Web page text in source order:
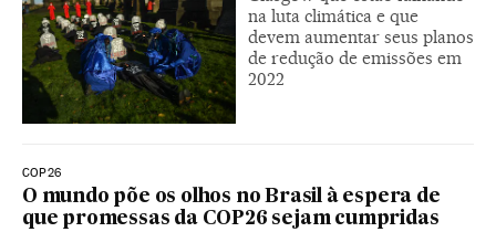
na luta climática e que
devem aumentar seus planos
de redução de emissões em
2022
COP26
O mundo põe os olhos no Brasil à espera de
que promessas da COP26 sejam cumpridas